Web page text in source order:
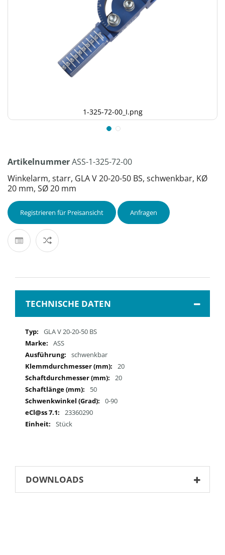
1-325-72-00_I.png
ArtikelnummerASS-1-325-72-00
Winkelarm, starr, GLA V 20-20-50 BS, schwenkbar, KØ
20 mm, SØ 20 mm
Registrieren für Preisansicht Anfragen
TECHNISCHE DATEN
Mehr
Informationen
GLA V 20-20-50 BS
ASS
schwenkbar
20
20
50
0-90
23360290
Stück
DOWNLOADS